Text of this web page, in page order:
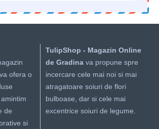
ofera o
de
si
TulipShop - Magazin Online
de Gradinava propune spre
incercare cele mai noi si mai
atragatoare soiuri de flori
bulboase, dar si cele mai
excentrice soiuri de legume.